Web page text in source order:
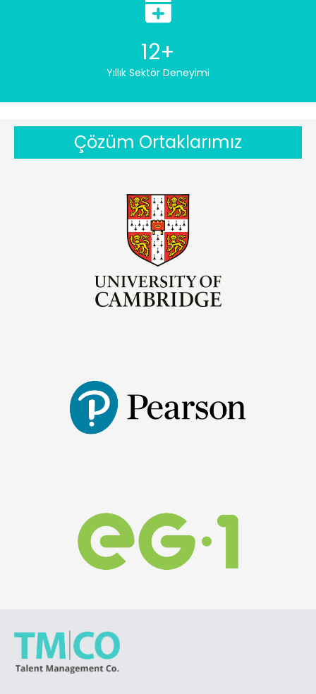
12+
Yıllık Sektör Deneyimi
Çözüm Ortaklarımız